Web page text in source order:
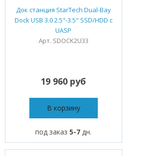
Док станция StarTech Dual-Bay
Dock USB 3.0 2.5"-3.5" SSD/HDD с
UASP
Арт. SDOCK2U33
19 960 руб
В корзину
под заказ5-7 дн.